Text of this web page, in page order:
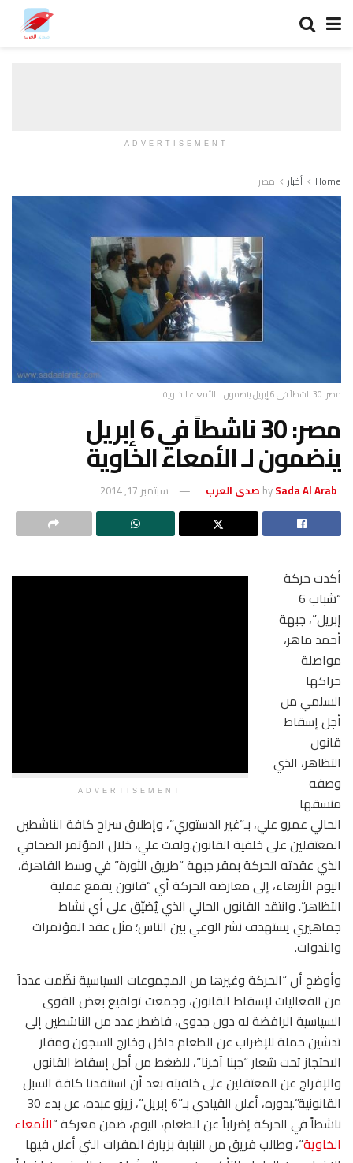
ADVERTISEMENT
Home أخبار مصر
مصر: 30 ناشطاً في 6 إبريل ينضمون لـ الأمعاء الخاوية
مصر: 30 ناشطاً في 6 إبريل
ينضمون لـ الأمعاء الخاوية
bySada Al Arab صدى العرب سبتمبر 17, 2014
ADVERTISEMENT
أكدت حركة
“شباب 6
إبريل”، جبهة
أحمد ماهر،
مواصلة
حراكها
السلمي من
أجل إسقاط
قانون
التظاهر، الذي
وصفه
منسقها
الحالي عمرو علي، بـ”غير الدستوري”، وإطلاق سراح كافة الناشطين
المعتقلين على خلفية القانون.ولفت علي، خلال المؤتمر الصحافي
الذي عقدته الحركة بمقر جبهة “طريق الثورة” في وسط القاهرة،
اليوم الأربعاء، إلى معارضة الحركة أي “قانون يقمع عملية
التظاهر”. وانتقد القانون الحالي الذي يُضيّق على أي نشاط
جماهيري يستهدف نشر الوعي بين الناس؛ مثل عقد المؤتمرات
والندوات.
وأوضح أن “الحركة وغيرها من المجموعات السياسية نظّمت عدداً
من الفعاليات لإسقاط القانون، وجمعت تواقيع بعض القوى
السياسية الرافضة له دون جدوى، فاضطر عدد من الناشطين إلى
تدشين حملة للإضراب عن الطعام داخل وخارج السجون ومقار
الاحتجاز تحت شعار “جبنا آخرنا”، للضغط من أجل إسقاط القانون
والإفراج عن المعتقلين على خلفيته بعد أن استنفدنا كافة السبل
القانونية”.بدوره، أعلن القيادي بـ”6 إبريل”، زيزو عبده، عن بدء 30
ناشطاً في الحركة إضراباً عن الطعام، اليوم، ضمن معركة “الأمعاء
الخاوية“، وطالب فريق من النيابة بزيارة المقرات التي أعلن فيها